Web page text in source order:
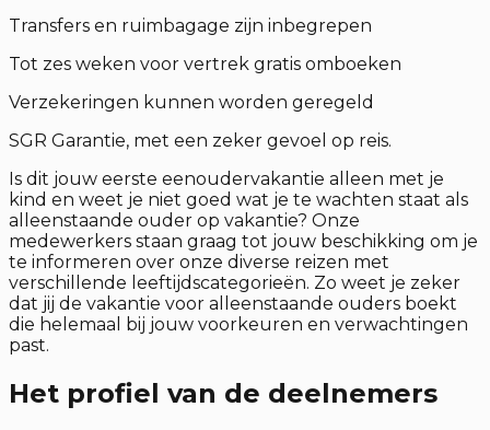
Transfers en ruimbagage zijn inbegrepen
Tot zes weken voor vertrek gratis omboeken
Verzekeringen kunnen worden geregeld
SGR Garantie, met een zeker gevoel op reis.
Is dit jouw eerste eenoudervakantie alleen met je
kind en weet je niet goed wat je te wachten staat als
alleenstaande ouder op vakantie? Onze
medewerkers staan graag tot jouw beschikking om je
te informeren over onze diverse reizen met
verschillende leeftijdscategorieën. Zo weet je zeker
dat jij de vakantie voor alleenstaande ouders boekt
die helemaal bij jouw voorkeuren en verwachtingen
past.
Het profiel van de deelnemers